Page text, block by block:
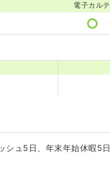
電子カルテ
シュ5日、年末年始休暇5日